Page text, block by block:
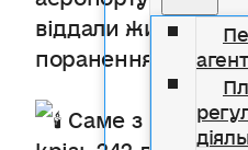
віддали життя,
поранення.
Саме з